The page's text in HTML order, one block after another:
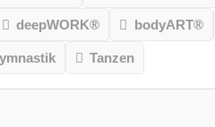
deepWORK® bodyART®
Tanzen